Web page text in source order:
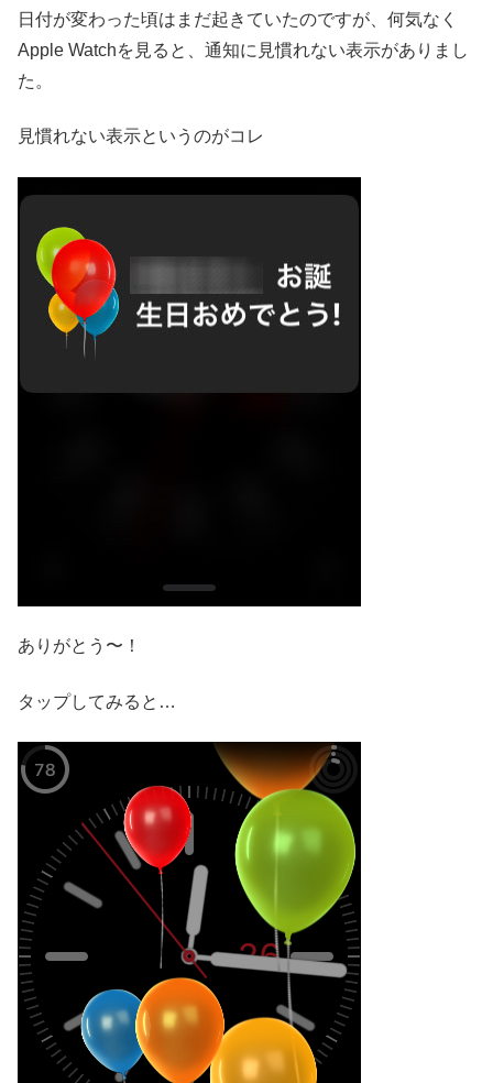
日付が変わった頃はまだ起きていたのですが、何気なく
Apple Watchを見ると、通知に見慣れない表示がありまし
た。
見慣れない表示というのがコレ
ありがとう〜！
タップしてみると…